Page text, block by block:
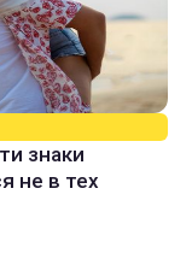
знаки
не в тех